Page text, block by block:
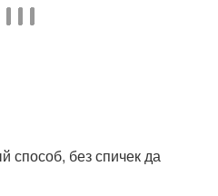
способ, без спичек да